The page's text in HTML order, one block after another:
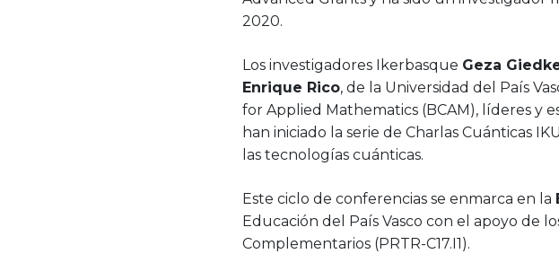
2020.
Los investigadores Ikerbasque Geza
Enrique Rico, de la Universidad del País
for Applied Mathematics (BCAM), líderes y
han iniciado la serie de Charlas Cuánticas
las tecnologías cuánticas.
Este ciclo de conferencias se enmarca en la
Educación del País Vasco con el apoyo de
Complementarios (PRTR-C17.I1).